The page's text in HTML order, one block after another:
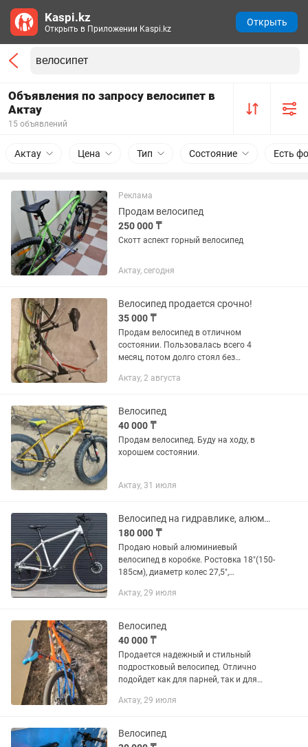
Объявления по запросу велосипет в
Актау
15 объявлений
Актау Цена Тип Состояние Есть
Реклама
Продам велосипед
250 000 ₸
Скотт аспект горный велосипед
Актау, сегодня
Велосипед продается срочно!
35 000 ₸
Продам велосипед в отличном
состоянии. Пользовалась всего 4
месяц, потом долго стоял без
Всё работает ✅ В комплекте: замок,
педаль...
Актау, 2 августа
Велосипед
40 000 ₸
Продам велосипед. Буду на ходу, в
хорошем состоянии.
Актау, 31 июля
Велосипед на гидравлике, алюминий 18, новый
180 000 ₸
Продаю новый алюминиевый
велосипед в коробке. Ростовка 18"(150-
185см), диаметр колес 27,5",
гидравлические тормоза, пром.
коробке, в...
Актау, 29 июля
Велосипед
40 000 ₸
Продается надежный и стильный
подростковый велосипед. Отлично
подойдет как для парней, так и для
165 см (возраст 10–15 лет). Велосипед
Актау, 29 июля
Велосипед
Kaspi.kz
Открыть в Приложении Kaspi.kz
Открыть